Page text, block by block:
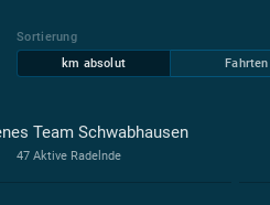
Sortierung
km absolut
Fahrten
Team Schwabhausen
47 Aktive Radelnde